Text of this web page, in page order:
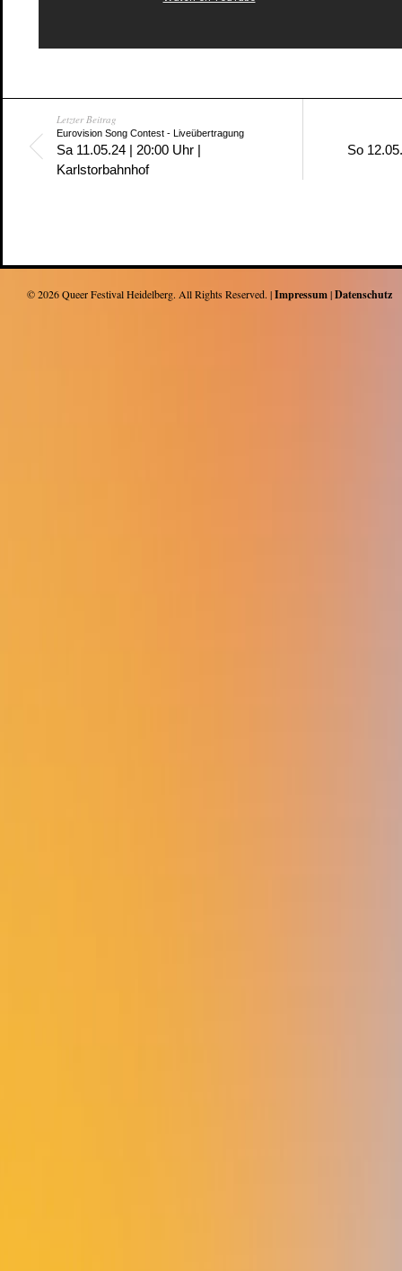
Letzter Beitrag
Eurovision Song Contest - Liveübertragung
Sa 11.05.24 | 20:00 Uhr |
Karlstorbahnhof
So
© 2026Queer Festival Heidelberg. All Rights Reserved. |Impressum|Datenschutz